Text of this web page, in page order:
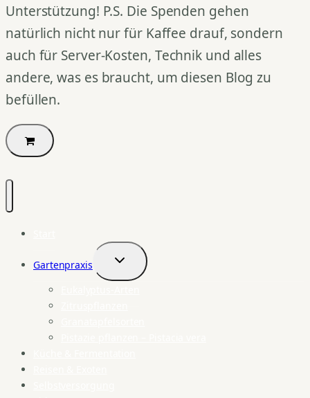
Unterstützung! P.S. Die Spenden gehen
natürlich nicht nur für Kaffee drauf, sondern
auch für Server-Kosten, Technik und alles
andere, was es braucht, um diesen Blog zu
befüllen.
Gartenpraxis
Untermenü
umschalten